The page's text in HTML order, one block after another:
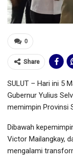
0
Share
SULUT – Hari ini 5
Gubernur Yulius
memimpin Provinsi
Dibawah
Victor Mailangkay,
mengalami